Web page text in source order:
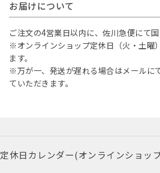
お届けについて
ご注文の4営業日以内に、佐川急便にて国
※オンラインショップ定休日（火・土曜
ます。
※万が一、発送が遅れる場合はメールに
ていただきます。
定休日カレンダー(オンラインショッ